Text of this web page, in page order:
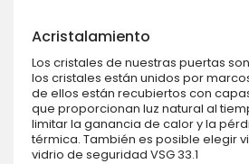
Acristalamiento
Los cristales de nuestras puertas
los cristales están unidos por
de ellos están recubiertos con
que proporcionan luz natural al
limitar la ganancia de calor y la
térmica. También es posible elegir
vidrio de seguridad VSG 33.1